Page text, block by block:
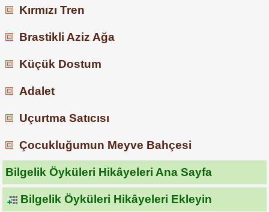
Kırmızı Tren
Brastikli Aziz Ağa
Küçük Dostum
Adalet
Uçurtma Satıcısı
Çocukluğumun Meyve Bahçesi
Bilgelik Öyküleri Hikâyeleri Ana Sayfa
Bilgelik Öyküleri Hikâyeleri Ekleyin